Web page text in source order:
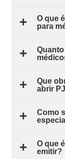
O que
para
Que
abrir
Como
O que
emitir?